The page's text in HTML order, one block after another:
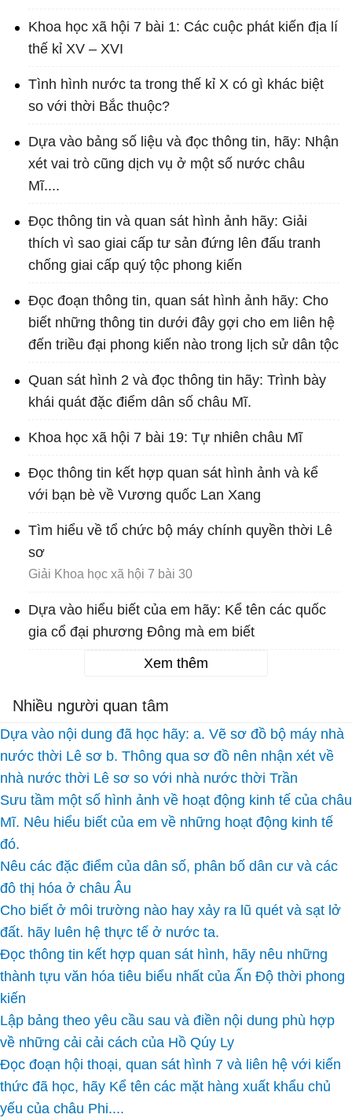
Khoa học xã hội 7 bài 1: Các cuộc phát kiến địa lí
thế kỉ XV – XVI
Tình hình nước ta trong thế kỉ X có gì khác biệt
so với thời Bắc thuộc?
Dựa vào bảng số liệu và đọc thông tin, hãy: Nhận
xét vai trò cũng dịch vụ ở một số nước châu
Mĩ....
Đọc thông tin và quan sát hình ảnh hãy: Giải
thích vì sao giai cấp tư sản đứng lên đấu tranh
chống giai cấp quý tộc phong kiến
Đọc đoạn thông tin, quan sát hình ảnh hãy: Cho
biết những thông tin dưới đây gợi cho em liên hệ
đến triều đại phong kiến nào trong lịch sử dân tộc
Quan sát hình 2 và đọc thông tin hãy: Trình bày
khái quát đặc điểm dân số châu Mĩ.
Khoa học xã hội 7 bài 19: Tự nhiên châu Mĩ
Đọc thông tin kết hợp quan sát hình ảnh và kể
với bạn bè về Vương quốc Lan Xang
Tìm hiểu về tổ chức bộ máy chính quyền thời Lê
sơ
Giải Khoa học xã hội 7 bài 30
Dựa vào hiểu biết của em hãy: Kể tên các quốc
gia cổ đại phương Đông mà em biết
Xem thêm
Nhiều người quan tâm
Dựa vào nội dung đã học hãy: a. Vẽ sơ đồ bộ máy nhà
nước thời Lê sơ b. Thông qua sơ đồ nên nhận xét về
nhà nước thời Lê sơ so với nhà nước thời Trần
Sưu tầm một số hình ảnh về hoạt động kinh tế của châu
Mĩ. Nêu hiểu biết của em về những hoạt động kinh tế
đó.
Nêu các đặc điểm của dân số, phân bố dân cư và các
đô thị hóa ở châu Âu
Cho biết ở môi trường nào hay xảy ra lũ quét và sạt lở
đất. hãy luên hệ thực tế ở nước ta.
Đọc thông tin kết hợp quan sát hình, hãy nêu những
thành tựu văn hóa tiêu biểu nhất của Ấn Độ thời phong
kiến
Lập bảng theo yêu cầu sau và điền nội dung phù hợp
về những cải cải cách của Hồ Qúy Ly
Đọc đoạn hội thoại, quan sát hình 7 và liên hệ với kiến
thức đã học, hãy Kể tên các mặt hàng xuất khẩu chủ
yếu của châu Phi....